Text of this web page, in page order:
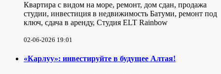
Квартира с видом на море, ремонт, дом сдан, продажа
студии, инвестиция в недвижимость Батуми, ремонт под
ключ, сдача в аренду, Студия ELT Rainbow
02-06-2026 19:01
«Карлуу»: инвестируйте в будущее Алтая!